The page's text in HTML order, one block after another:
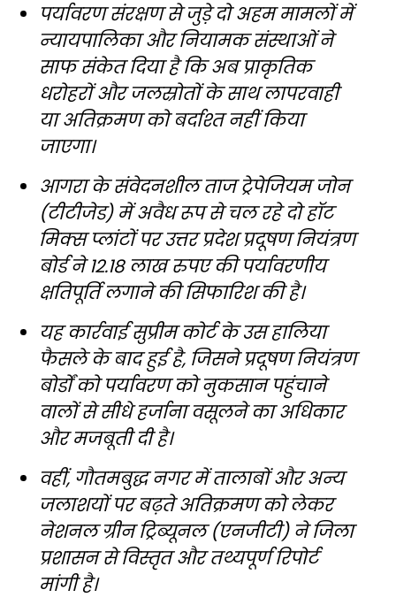
पर्यावरण संरक्षण से जुड़े दो अहम मामलों में
न्यायपालिका और नियामक संस्थाओं ने
साफ संकेत दिया है कि अब प्राकृतिक
धरोहरों और जलस्रोतों के साथ लापरवाही
या अतिक्रमण को बर्दाश्त नहीं किया
जाएगा।
आगरा के संवेदनशील ताज ट्रेपेजियम जोन
(टीटीजेड) में अवैध रूप से चल रहे दो हॉट
मिक्स प्लांटों पर उत्तर प्रदेश प्रदूषण नियंत्रण
बोर्ड ने 12.18 लाख रुपए की पर्यावरणीय
क्षतिपूर्ति लगाने की सिफारिश की है।
यह कार्रवाई सुप्रीम कोर्ट के उस हालिया
फैसले के बाद हुई है, जिसने प्रदूषण नियंत्रण
बोर्डों को पर्यावरण को नुकसान पहुंचाने
वालों से सीधे हर्जाना वसूलने का अधिकार
और मजबूती दी है।
वहीं, गौतमबुद्ध नगर में तालाबों और अन्य
जलाशयों पर बढ़ते अतिक्रमण को लेकर
नेशनल ग्रीन ट्रिब्यूनल (एनजीटी) ने जिला
प्रशासन से विस्तृत और तथ्यपूर्ण रिपोर्ट
मांगी है।